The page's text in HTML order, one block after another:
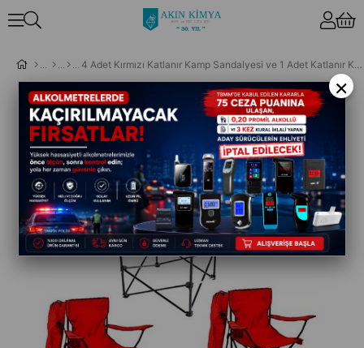
4 Adet Kırmızı Katlanır Kamp Sandalyesi ve 1 Adet Katlanır Kamp Masası Seti
×